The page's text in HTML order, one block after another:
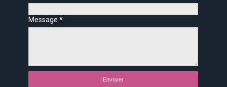
Message*